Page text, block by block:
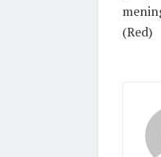
(Red)